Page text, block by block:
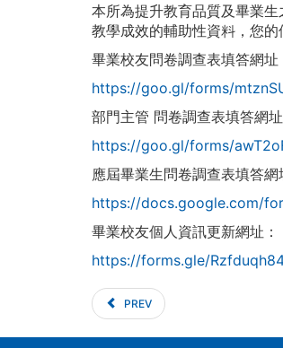
本所為提升教育品質及畢業
教學成效的輔助性資料，您
畢業校友問卷調查表填答網址
https://goo.gl/forms/
部門主管 問卷調查表填答網址
https://goo.gl/forms/
應屆畢業生問卷調查表填答網
https://docs.google.com/
畢業校友個人資訊更新網址：
https://forms.gle/
PREV